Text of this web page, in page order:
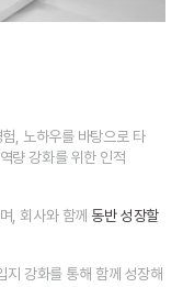
, 노하우를 바탕으로 타
량강화를 위한 인적
며,회사와 함께 동반 성장할
지 강화를 통해 함께 성장해